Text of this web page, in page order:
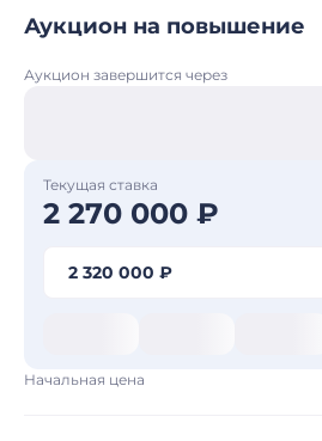
Аукцион на повышение
Аукцион завершится через
Текущая ставка
2 270 000 ₽
2 320 000 ₽
Начальная цена